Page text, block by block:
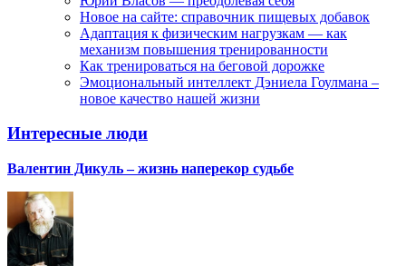
Новое на сайте: справочник пищевых добавок
Адаптация к физическим нагрузкам — как
механизм повышения тренированности
Как тренироваться на беговой дорожке
Эмоциональный интеллект Дэниела Гоулмана –
новое качество нашей жизни
Интересные люди
Валентин Дикуль – жизнь наперекор судьбе